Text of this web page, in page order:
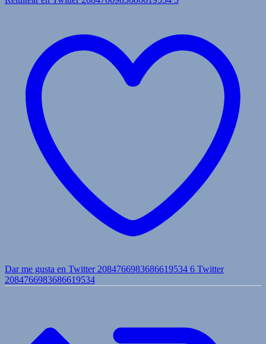
Dar me gusta en Twitter 2084766983686619534 6 Twitter
2084766983686619534